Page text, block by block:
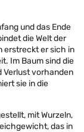
und das Ende
die Welt der
erstreckt er sich in
Im Baum sind die
Verlust vorhanden
sie in die
mit Wurzeln,
das in